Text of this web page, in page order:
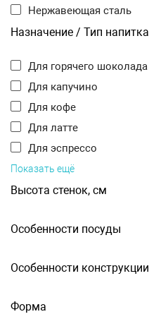
Нержавеющая сталь
Назначение / Тип напитка
Для горячего шоколада
Для капучино
Для кофе
Для латте
Для эспрессо
Показать ещё
Высота стенок, см
Особенности посуды
Особенности конструкции
Форма